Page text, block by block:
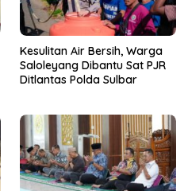
Kesulitan Air Bersih, Warga
Saloleyang Dibantu Sat PJR
Ditlantas Polda Sulbar